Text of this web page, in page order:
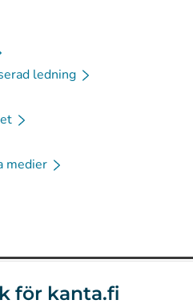
för kanta.fi
ledning
medier
)